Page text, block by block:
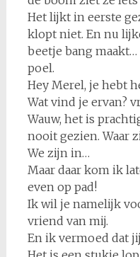
Het lijkt in eerste
klopt niet. En nu
beetje bang maakt…
poel.
Hey Merel, je hebt
Wat vind je ervan?
Wauw, het is
nooit gezien. Waar
We zijn in…
Maar daar kom ik
even op pad!
Ik wil je namelijk
vriend van mij.
En ik vermoed dat